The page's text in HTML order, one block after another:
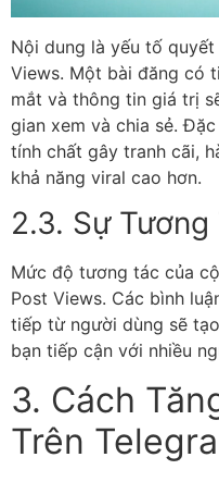
Nội dung là yếu tố
Views. Một bài đăng có
mắt và thông tin giá trị
gian xem và chia sẻ.
tính chất gây tranh cãi,
khả năng viral cao hơn.
2.3. Sự Tương
Mức độ tương tác của
Post Views. Các bình
tiếp từ người dùng sẽ
bạn tiếp cận với nhiều
3. Cách
Trên